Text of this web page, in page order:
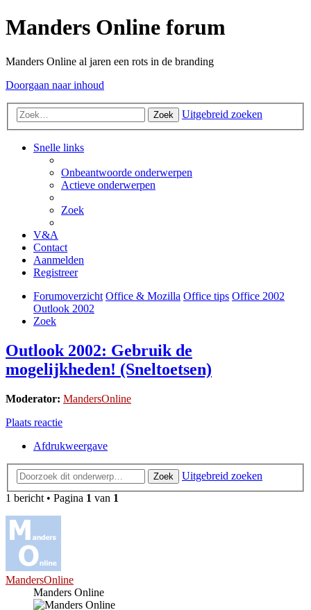
Manders Online forum
Manders Online al jaren een rots in de branding
Doorgaan naar inhoud
Zoek Uitgebreid zoeken
Snelle links
Onbeantwoorde onderwerpen
Actieve onderwerpen
Zoek
V&A
Contact
Aanmelden
Registreer
Forumoverzicht Office & Mozilla Office tips Office 2002
Outlook 2002
Zoek
Outlook 2002: Gebruik de
mogelijkheden! (Sneltoetsen)
Moderator: MandersOnline
Plaats reactie
Afdrukweergave
Zoek
Uitgebreid zoeken
1 bericht • Pagina 1 van 1
MandersOnline
Manders Online